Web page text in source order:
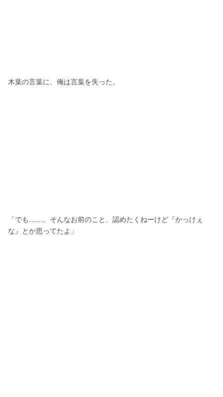
木葉の言葉に、俺は言葉を失った。
「でも……。そんなお前のこと、認めたくねーけど『かっけぇ
な』とか思ってたよ」